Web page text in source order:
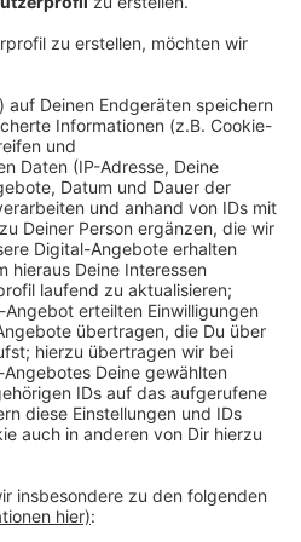
geht die Autobahn-
auf der A 31 Richtung
Winterpause. Die
so wie sie jetzt ist.
/ Mitte Januar, so
zulässt. Die Autobahn
Abschnitt zwischen